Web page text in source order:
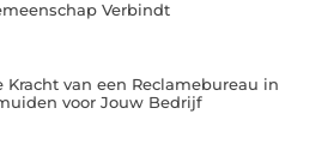
Verbindt
Kracht van een Reclamebureau in
voor Jouw Bedrijf